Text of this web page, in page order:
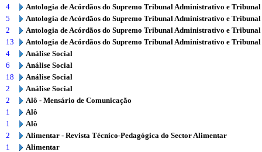
4
Antologia de Acórdãos do Supremo Tribunal Administrativo e
5
Antologia de Acórdãos do Supremo Tribunal Administrativo e
2
Antologia de Acórdãos do Supremo Tribunal Administrativo e
13
Antologia de Acórdãos do Supremo Tribunal Administrativo e
4
Análise Social
6
Análise Social
18
Análise Social
2
Análise Social
2
Alô - Mensário de Comunicação
1
Alô
1
Alô
2
Alimentar - Revista Técnico-Pedagógica do Sector Alimentar
1
Alimentar